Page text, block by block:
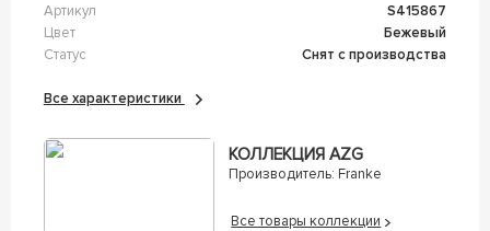
Артикул
s415867
Цвет
Бежевый
Статус
Снят с производства
Все характеристики
КОЛЛЕКЦИЯ AZG
Производитель: Franke
Все товары коллекции